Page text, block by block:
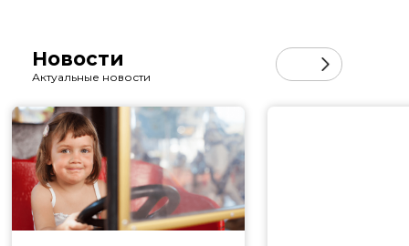
Новости
Актуальные новости